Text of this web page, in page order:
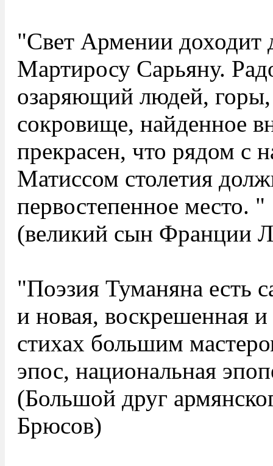
"Свет Армении доходит
Мартиросу Сарьяну.
озаряющий людей,
сокровище, найденное
прекрасен, что рядом с
Матиссом столетия
первостепенное место. "
(великий сын Франции
"Поэзия Туманяна есть
и новая, воскрешенная и
стихах большим
эпос, национальная
(Большой друг
Брюсов)